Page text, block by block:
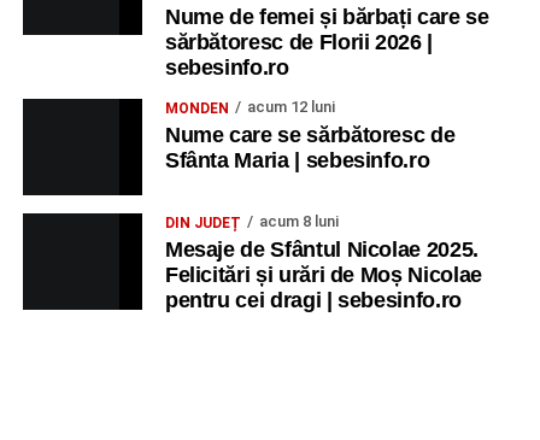
Nume de femei și bărbați care se
sărbătoresc de Florii 2026 |
sebesinfo.ro
MONDEN acum 12 luni
Nume care se sărbătoresc de
Sfânta Maria | sebesinfo.ro
DIN JUDEȚ acum 8 luni
Mesaje de Sfântul Nicolae 2025.
Felicitări și urări de Moș Nicolae
pentru cei dragi | sebesinfo.ro